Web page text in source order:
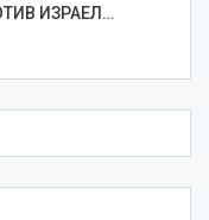
ИЗРАЕЛ…